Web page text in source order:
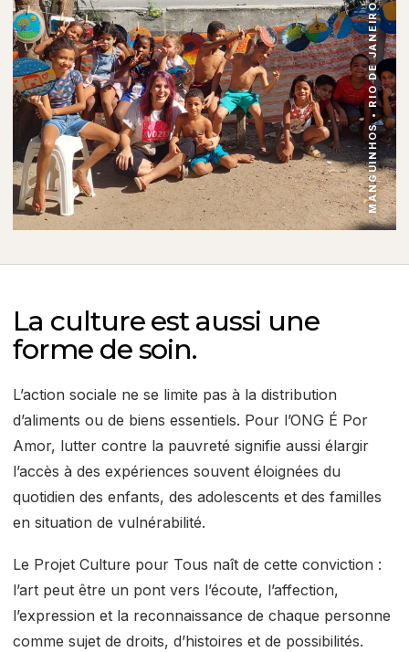
MANGUINHOS • RIO DE JANEIRO
La culture est aussi une
forme de soin.
L’action sociale ne se limite pas à la distribution
d’aliments ou de biens essentiels. Pour l’ONG É Por
Amor, lutter contre la pauvreté signifie aussi élargir
l’accès à des expériences souvent éloignées du
quotidien des enfants, des adolescents et des familles
en situation de vulnérabilité.
Le Projet Culture pour Tous naît de cette conviction :
l’art peut être un pont vers l’écoute, l’affection,
l’expression et la reconnaissance de chaque personne
comme sujet de droits, d’histoires et de possibilités.